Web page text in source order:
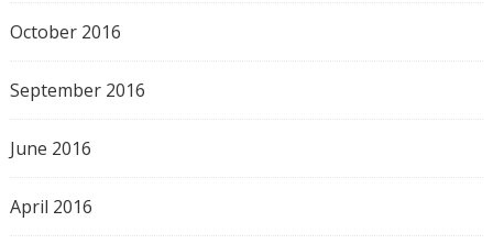
October 2016
September 2016
June 2016
April 2016